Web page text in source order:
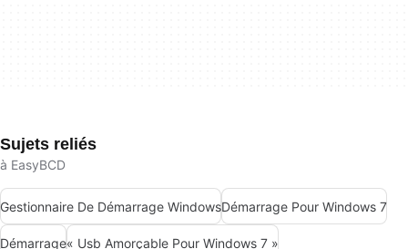
Sujets reliés
à EasyBCD
Gestionnaire De Démarrage WindowsDémarrage Pour Windows 7
Démarrage« Usb Amorçable Pour Windows 7 »